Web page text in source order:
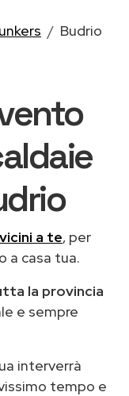
Budrio
a te, per
a casa tua.
la provincia
e sempre
interverrà
tempo e